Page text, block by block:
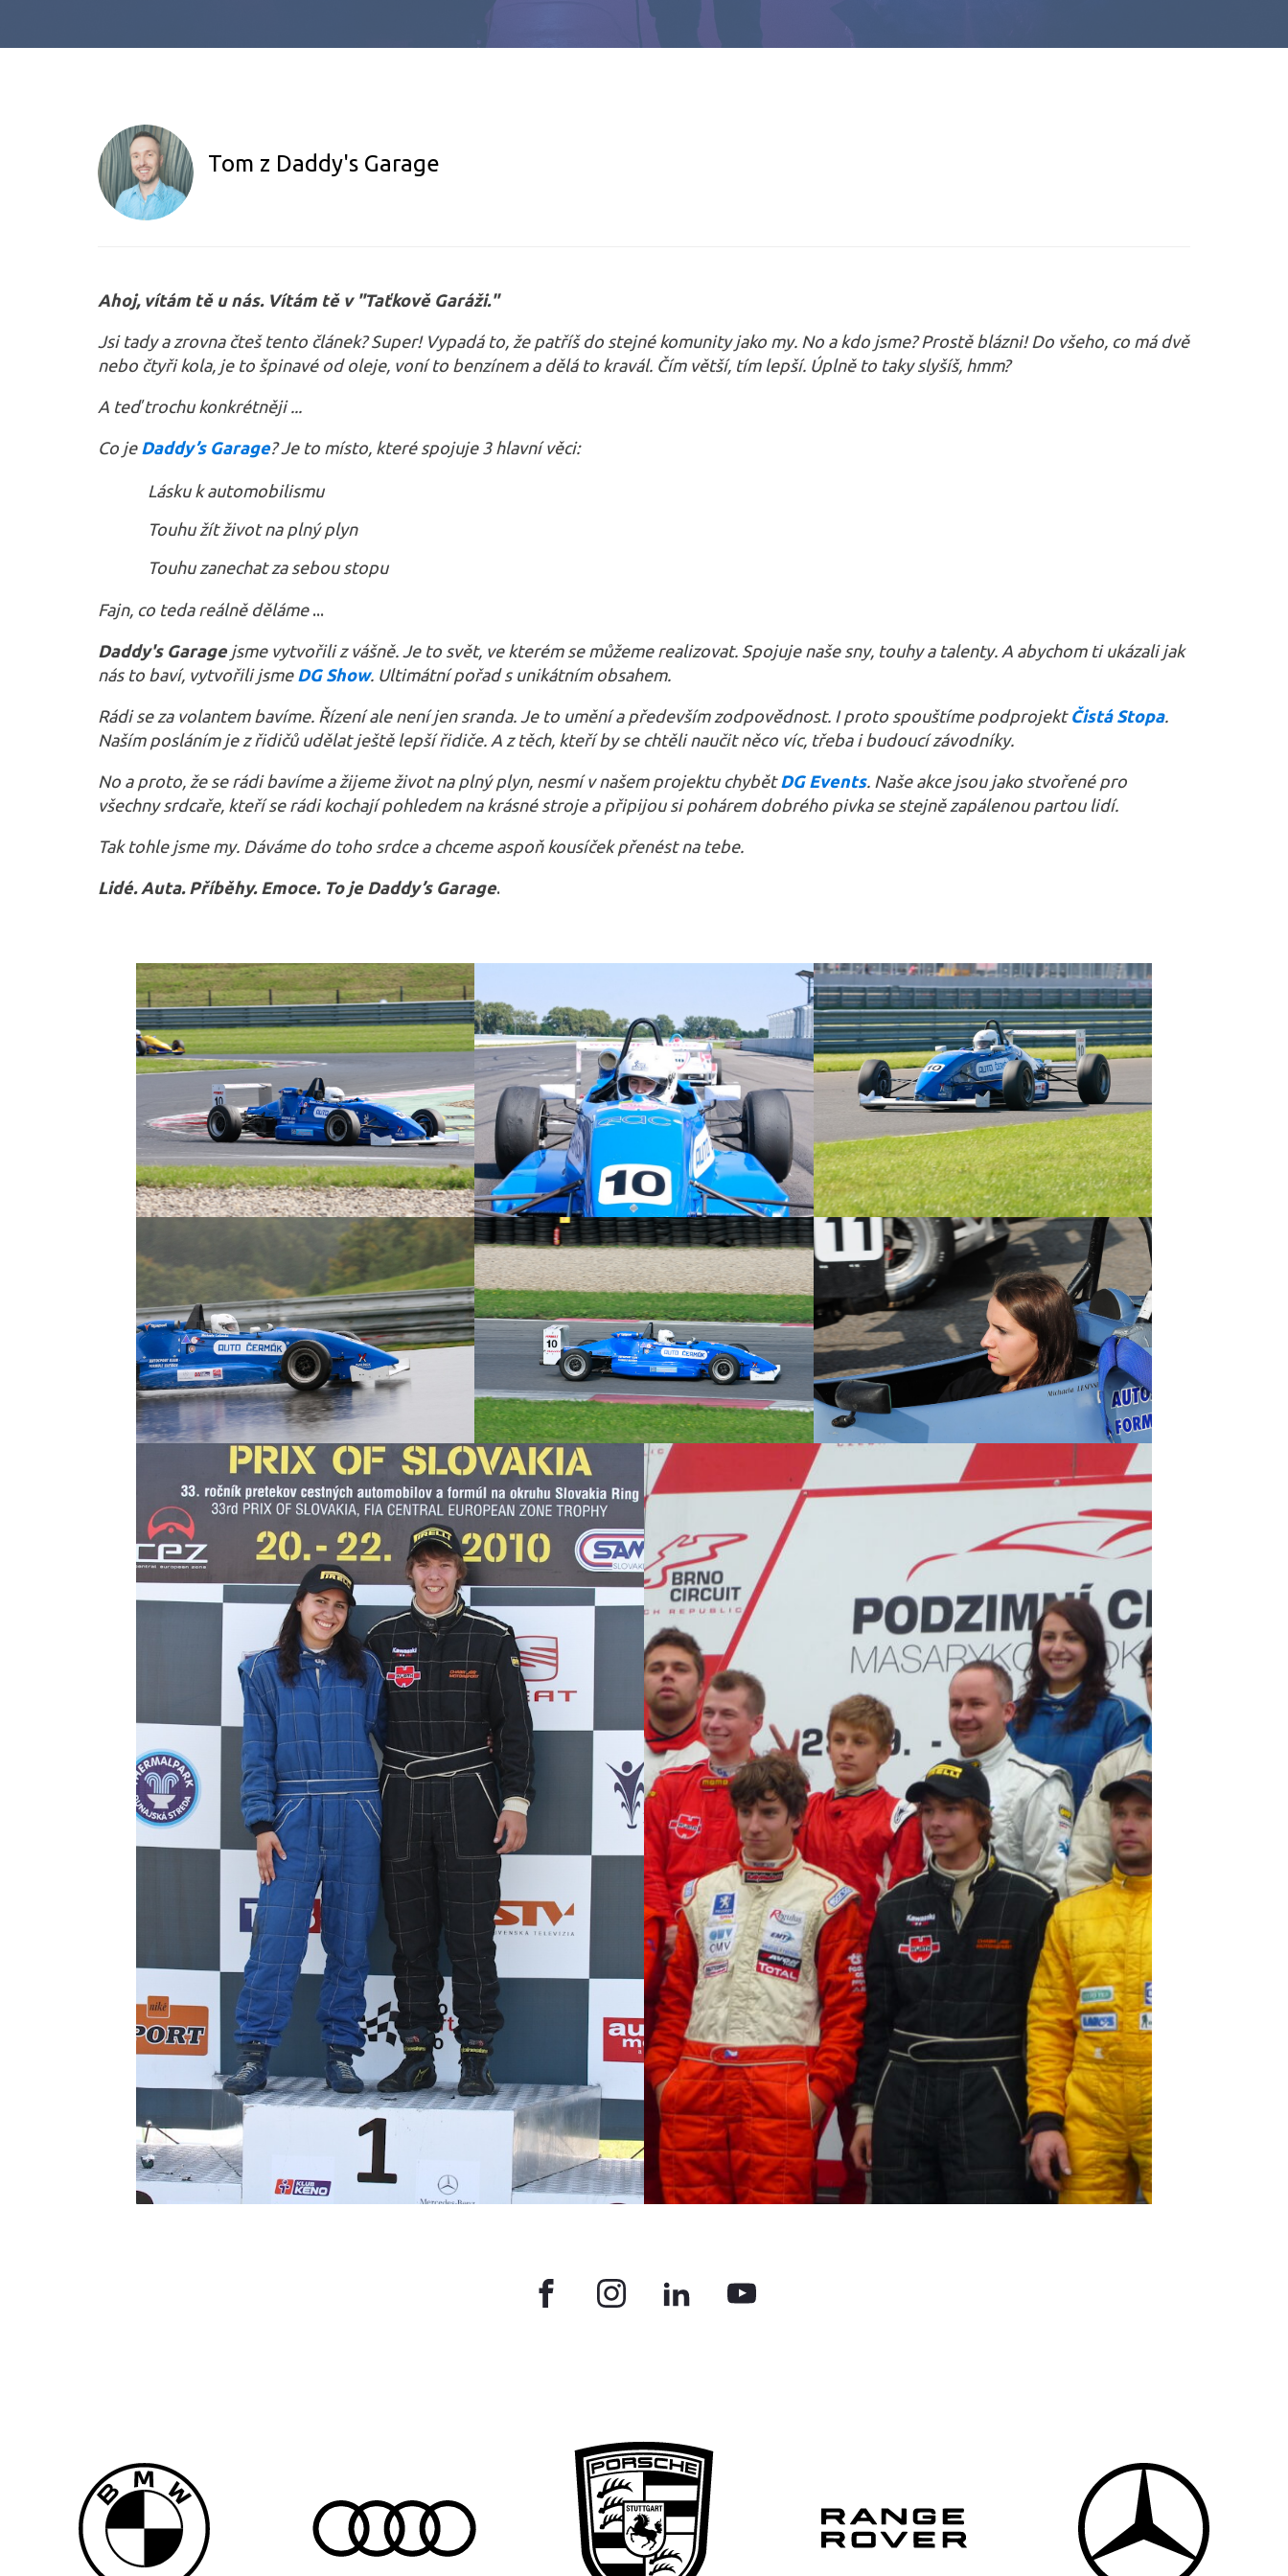
Tom z Daddy's Garage
Ahoj, vítám tě u nás. Vítám tě v "Taťkově Garáži."
Jsi tady a zrovna čteš tento článek? Super! Vypadá to, že patříš do stejné komunity jako my. No a kdo jsme? Prostě blázni! Do všeho, co má dvě
nebo čtyři kola, je to špinavé od oleje, voní to benzínem a dělá to kravál. Čím větší, tím lepší. Úplně to taky slyšíš, hmm?
A teď trochu konkrétněji ...
Co je Daddy’s Garage? Je to místo, které spojuje 3 hlavní věci:
Lásku k automobilismu
Touhu žít život na plný plyn
Touhu zanechat za sebou stopu
Fajn, co teda reálně děláme...
Daddy's Garagejsme vytvořili z vášně. Je to svět, ve kterém se můžeme realizovat. Spojuje naše sny, touhy a talenty. A abychom ti ukázali jak
nás to baví, vytvořili jsme DG Show. Ultimátní pořad s unikátním obsahem.
Rádi se za volantem bavíme. Řízení ale není jen sranda. Je to umění a především zodpovědnost. I proto spouštíme podprojekt Čistá Stopa.
Naším posláním je z řidičů udělat ještě lepší řidiče. A z těch, kteří by se chtěli naučit něco víc, třeba i budoucí závodníky.
No a proto, že se rádi bavíme a žijeme život na plný plyn, nesmí v našem projektu chybětDG Events. Naše akce jsou jako stvořené pro
všechny srdcaře, kteří se rádi kochají pohledem na krásné stroje a připijou si pohárem dobrého pivka se stejně zapálenou partou lidí.
Tak tohle jsme my. Dáváme do toho srdce a chceme aspoň kousíček přenést na tebe.
Lidé. Auta. Příběhy. Emoce. To je Daddy’s Garage.